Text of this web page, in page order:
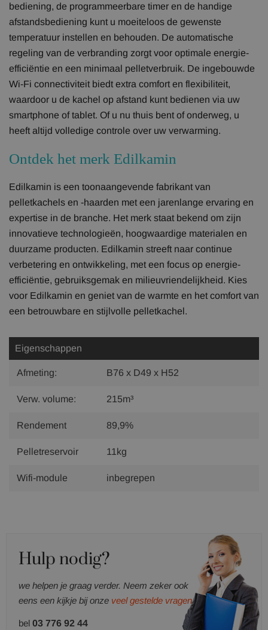
bediening, de programmeerbare timer en de handige
afstandsbediening kunt u moeiteloos de gewenste
temperatuur instellen en behouden. De automatische
regeling van de verbranding zorgt voor optimale energie-
efficiëntie en een minimaal pelletverbruik. De ingebouwde
Wi-Fi connectiviteit biedt extra comfort en flexibiliteit,
waardoor u de kachel op afstand kunt bedienen via uw
smartphone of tablet. Of u nu thuis bent of onderweg, u
heeft altijd volledige controle over uw verwarming.
Ontdek het merk Edilkamin
Edilkamin is een toonaangevende fabrikant van
pelletkachels en -haarden met een jarenlange ervaring en
expertise in de branche. Het merk staat bekend om zijn
innovatieve technologieën, hoogwaardige materialen en
duurzame producten. Edilkamin streeft naar continue
verbetering en ontwikkeling, met een focus op energie-
efficiëntie, gebruiksgemak en milieuvriendelijkheid. Kies
voor Edilkamin en geniet van de warmte en het comfort van
een betrouwbare en stijlvolle pelletkachel.
Eigenschappen
Afmeting: B76 x D49 x H52
Verw. volume: 215m³
Rendement 89,9%
Pelletreservoir 11kg
Wifi-module inbegrepen
Hulp nodig?
we helpen je graag verder. Neem zeker ook
eens een kijkje bij onze veel gestelde vragen.
bel 03 776 92 44